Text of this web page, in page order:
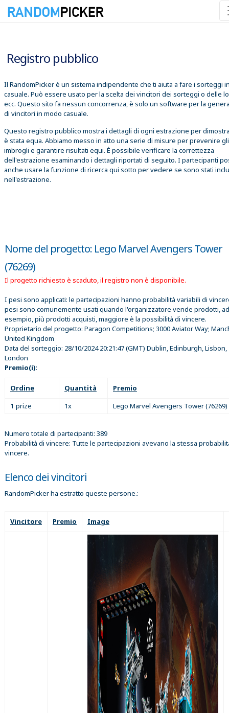
Registro pubblico
Il RandomPicker è un sistema indipendente che ti aiuta a fare i sorteggi
casuale. Può essere usato per la scelta dei vincitori dei sorteggi o delle
ecc. Questo sito fa nessun concorrenza, è solo un software per la
di vincitori in modo casuale.
Questo registro pubblico mostra i dettagli di ogni estrazione per
è stata equa. Abbiamo messo in atto una serie di misure per prevenire gli
imbrogli e garantire risultati equi. È possibile verificare la correttezza
dell'estrazione esaminando i dettagli riportati di seguito. I partecipanti
anche usare la funzione di ricerca qui sotto per vedere se sono stati
nell'estrazione.
Nome del progetto: Lego Marvel Avengers Tower
(76269)
Il progetto richiesto è scaduto, il registro non è disponibile.
I pesi sono applicati: le partecipazioni hanno probabilità variabili di
pesi sono comunemente usati quando l'organizzatore vende prodotti, ad
esempio, più prodotti acquisti, maggiore è la possibilità di vincere.
Proprietario del progetto: Paragon Competitions; 3000 Aviator Way;
United Kingdom
Data del sorteggio: 28/10/2024 20:21:47(GMT) Dublin, Edinburgh, Lisbon,
London
Premio(i):
Ordine Quantità
Premio
1 prize
1x Lego Marvel Avengers Tower (76269)
Numero totale di partecipanti: 389
Probabilità di vincere: Tutte le partecipazioni avevano la stessa
vincere.
Elenco dei vincitori
RandomPicker ha estratto queste persone.:
Vincitore Premio Image